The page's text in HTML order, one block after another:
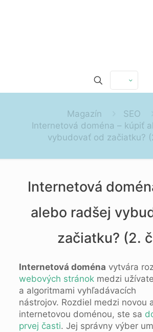
Magazín
SEO
Internetová doména – kúpiť
vybudovať od začiatku?
Internetová
alebo radšej
začiatku? (2.
Internetová doména vytvára
webových stránokmedzi
a algoritmami vyhľadávacích
nástrojov. Rozdiel medzi novou
internetovou doménou, ste sa
prvej časti. Jej správny výber